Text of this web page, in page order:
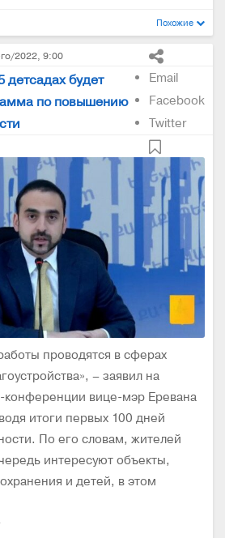
Похожие
2022, 9:00
Email
Facebook
Twitter
детсадах будет
по повышению
проводятся в сферах
– заявил на
конференции вице-мэр Еревана
итоги первых 100 дней
По его словам, жителей
интересуют объекты,
и детей, в этом